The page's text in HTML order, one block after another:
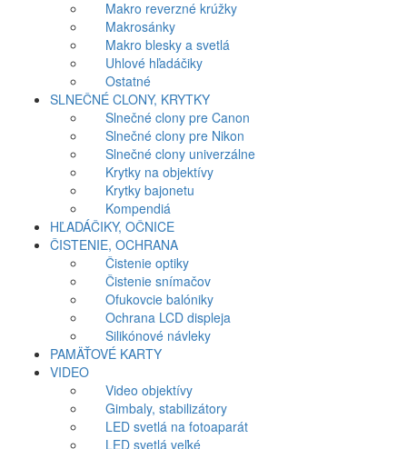
Makro reverzné krúžky
Makrosánky
Makro blesky a svetlá
Uhlové hľadáčiky
Ostatné
SLNEČNÉ CLONY, KRYTKY
Slnečné clony pre Canon
Slnečné clony pre Nikon
Slnečné clony univerzálne
Krytky na objektívy
Krytky bajonetu
Kompendiá
HĽADÁČIKY, OČNICE
ČISTENIE, OCHRANA
Čistenie optiky
Čistenie snímačov
Ofukovcie balóniky
Ochrana LCD displeja
Silikónové návleky
PAMÄŤOVÉ KARTY
VIDEO
Video objektívy
Gimbaly, stabilizátory
LED svetlá na fotoaparát
LED svetlá veľké